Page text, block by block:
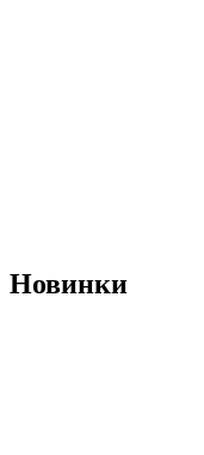
Новинки